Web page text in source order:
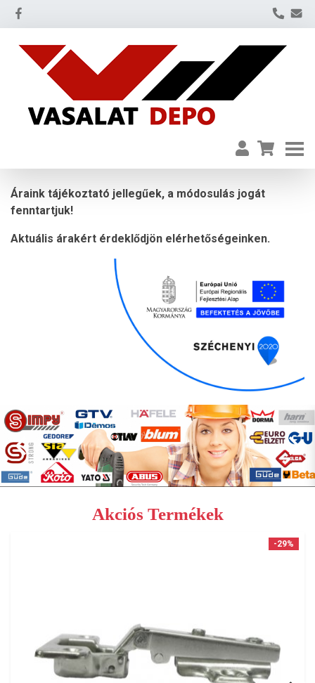
Áraink tájékoztató jellegűek, a módosulás jogát
fenntartjuk!
Aktuális árakért érdeklődjön elérhetőségeinken.
Akciós Termékek
-29%